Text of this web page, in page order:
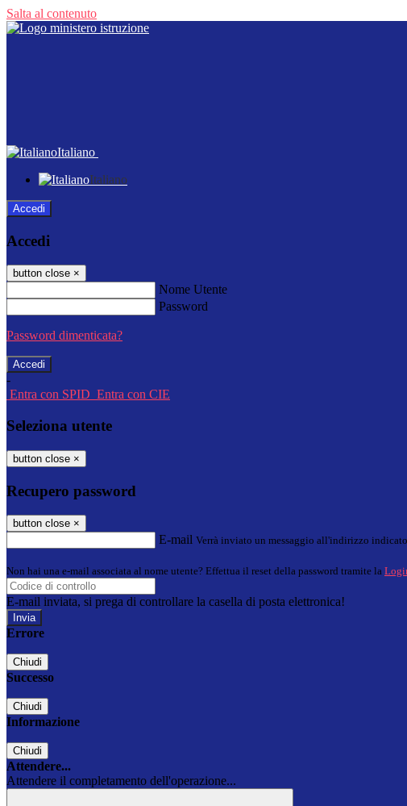
Salta al contenuto
Italiano
Italiano
Accedi
Accedi
button close ×
Nome Utente
Password
Password dimenticata?
-
Entra con SPID Entra con CIE
Seleziona utente
button close ×
Recupero password
button close ×
E-mail Verrà inviato un messaggio all'indirizzo
Non hai una e-mail associata al nome utente? Effettua il reset della password tramite la
E-mail inviata, si prega di controllare la casella di posta elettronica!
Errore
Chiudi
Successo
Chiudi
Informazione
Chiudi
Attendere...
Attendere il completamento dell'operazione...